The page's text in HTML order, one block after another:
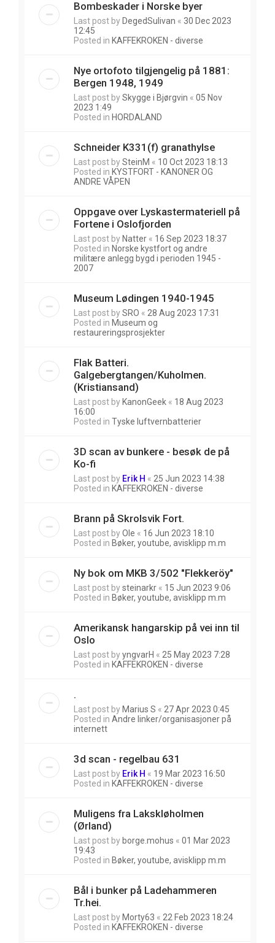
Bombeskader i Norske byer
Last post by DegedSulivan « 30 Dec 2023
12:45
Posted in KAFFEKROKEN - diverse
Nye ortofoto tilgjengelig på 1881:
Bergen 1948, 1949
Last post bySkygge i Bjørgvin « 05 Nov
2023 1:49
Posted in HORDALAND
Schneider K331(f) granathylse
Last post bySteinM « 10 Oct 2023 18:13
Posted in KYSTFORT - KANONER OG
ANDRE VÅPEN
Oppgave over Lyskastermateriell på
Fortene i Oslofjorden
Last post by Natter « 16 Sep 2023 18:37
Posted in Norske kystfort og andre
militære anlegg bygd i perioden 1945 -
2007
Museum Lødingen 1940-1945
Last post bySRO « 28 Aug 2023 17:31
Posted in Museum og
restaureringsprosjekter
Flak Batteri.
Galgebergtangen/Kuholmen.
(Kristiansand)
Last post by KanonGeek « 18 Aug 2023
16:00
Posted in Tyske luftvernbatterier
3D scan av bunkere - besøk de på
Ko-fi
Last post by Erik H « 25 Jun 2023 14:38
Posted in KAFFEKROKEN - diverse
Brann på Skrolsvik Fort.
Last post byOle « 16 Jun 2023 18:10
Posted in Bøker, youtube, avisklipp m.m
Ny bok om MKB 3/502 "Flekkeröy"
Last post bysteinarkr « 15 Jun 2023 9:06
Posted in Bøker, youtube, avisklipp m.m
Amerikansk hangarskip på vei inn til
Oslo
Last post byyngvarH « 25 May 2023 7:28
Posted in KAFFEKROKEN - diverse
.
Last post by Marius S « 27 Apr 2023 0:45
Posted in Andre linker/organisasjoner på
internett
3d scan - regelbau 631
Last post by Erik H « 19 Mar 2023 16:50
Posted in KAFFEKROKEN - diverse
Muligens fra Lakskløholmen
(Ørland)
Last post by borge.mohus « 01 Mar 2023
19:43
Posted in Bøker, youtube, avisklipp m.m
Bål i bunker på Ladehammeren
Tr.hei.
Last post by Morty63 « 22 Feb 2023 18:24
Posted in KAFFEKROKEN - diverse